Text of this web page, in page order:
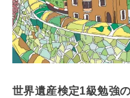
世界遺産検定1級勉強